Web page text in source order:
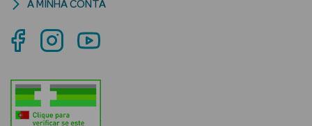
Eau de Toilette
Águas de
Colónia
A MINHA CONTA